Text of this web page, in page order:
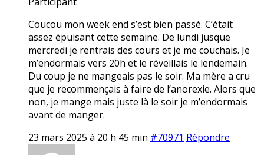
Coucou mon week end s’est bien passé. C’était
assez épuisant cette semaine. De lundi jusque
mercredi je rentrais des cours et je me couchais. Je
m’endormais vers 20h et le réveillais le lendemain.
Du coup je ne mangeais pas le soir. Ma mère a cru
que je recommençais à faire de l’anorexie. Alors que
non, je mange mais juste là le soir je m’endormais
avant de manger.
23 mars 2025 à 20 h 45 min #70971 Répondre